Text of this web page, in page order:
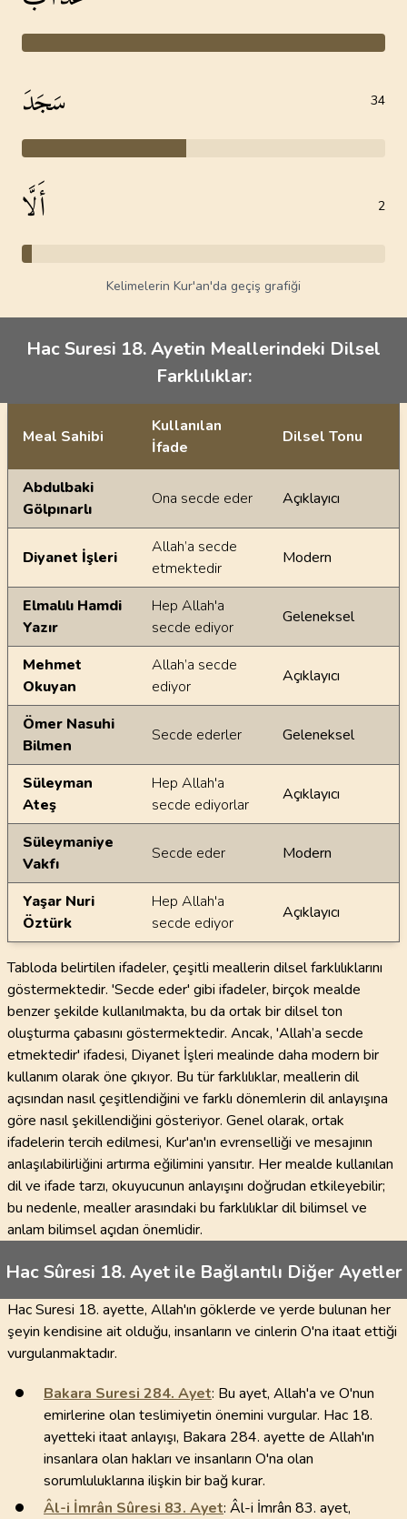
سَجَدَ 34
أَلَّا 2
Kelimelerin Kur'an'da geçiş grafiği
Hac Suresi 18. Ayetin Meallerindeki Dilsel
Farklılıklar:
Ayetin meallerindeki dilsel farklılıklar
Meal Sahibi
Kullanılan
İfade
Dilsel Tonu
Abdulbaki
Gölpınarlı
Ona secde eder Açıklayıcı
Diyanet İşleri
Allah’a secde
etmektedir
Modern
Elmalılı Hamdi
Yazır
Hep Allah'a
secde ediyor
Geleneksel
Mehmet
Okuyan
Allah’a secde
ediyor
Açıklayıcı
Ömer Nasuhi
Bilmen
Secde ederler Geleneksel
Süleyman
Ateş
Hep Allah'a
secde ediyorlar
Açıklayıcı
Süleymaniye
Vakfı
Secde eder Modern
Yaşar Nuri
Öztürk
Hep Allah'a
secde ediyor
Açıklayıcı
Tabloda belirtilen ifadeler, çeşitli meallerin dilsel farklılıklarını
göstermektedir. 'Secde eder' gibi ifadeler, birçok mealde
benzer şekilde kullanılmakta, bu da ortak bir dilsel ton
oluşturma çabasını göstermektedir. Ancak, 'Allah’a secde
etmektedir' ifadesi, Diyanet İşleri mealinde daha modern bir
kullanım olarak öne çıkıyor. Bu tür farklılıklar, meallerin dil
açısından nasıl çeşitlendiğini ve farklı dönemlerin dil anlayışına
göre nasıl şekillendiğini gösteriyor. Genel olarak, ortak
ifadelerin tercih edilmesi, Kur'an'ın evrenselliği ve mesajının
anlaşılabilirliğini artırma eğilimini yansıtır. Her mealde kullanılan
dil ve ifade tarzı, okuyucunun anlayışını doğrudan etkileyebilir;
bu nedenle, mealler arasındaki bu farklılıklar dil bilimsel ve
anlam bilimsel açıdan önemlidir.
Hac Sûresi 18. Ayet ile Bağlantılı Diğer Ayetler
Hac Suresi 18. ayette, Allah'ın göklerde ve yerde bulunan her
şeyin kendisine ait olduğu, insanların ve cinlerin O'na itaat ettiği
vurgulanmaktadır.
Bakara Suresi 284. Ayet: Bu ayet, Allah'a ve O'nun
emirlerine olan teslimiyetin önemini vurgular. Hac 18.
ayetteki itaat anlayışı, Bakara 284. ayette de Allah'ın
insanlara olan hakları ve insanların O'na olan
sorumluluklarına ilişkin bir bağ kurar.
Âl-i İmrân Sûresi 83. Ayet: Âl-i İmrân 83. ayet,